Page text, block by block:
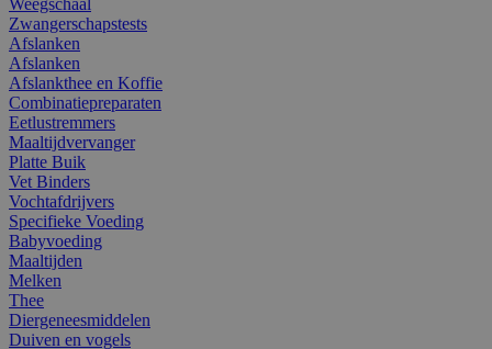
Zwangerschapstests
Afslanken
Afslanken
Afslankthee en Koffie
Combinatiepreparaten
Eetlustremmers
Maaltijdvervanger
Platte Buik
Vet Binders
Vochtafdrijvers
Specifieke Voeding
Babyvoeding
Maaltijden
Melken
Thee
Diergeneesmiddelen
Duiven en vogels